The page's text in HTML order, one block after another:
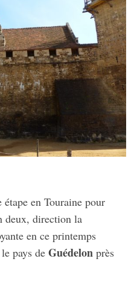
étape en Touraine pour
deux, direction la
en ce printemps
pays de Guédelonprès